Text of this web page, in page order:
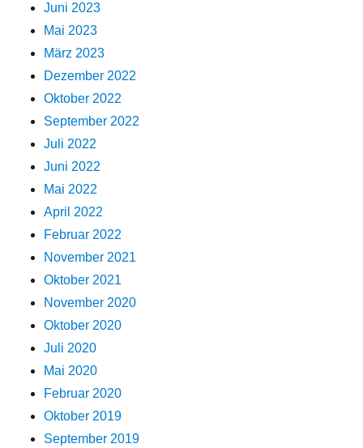
Juni 2023
Mai 2023
März 2023
Dezember 2022
Oktober 2022
September 2022
Juli 2022
Juni 2022
Mai 2022
April 2022
Februar 2022
November 2021
Oktober 2021
November 2020
Oktober 2020
Juli 2020
Mai 2020
Februar 2020
Oktober 2019
September 2019